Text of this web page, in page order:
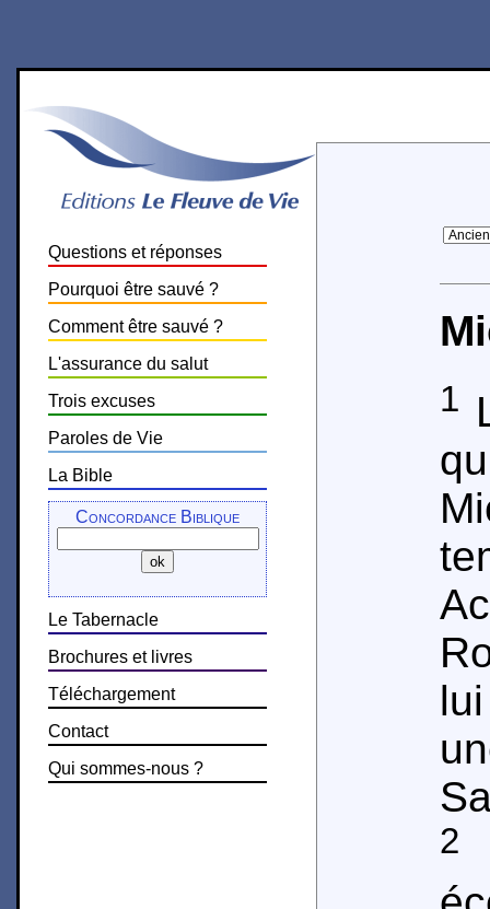
Questions et réponses
Pourquoi être sauvé ?
Comment être sauvé ?
L'assurance du salut
Trois excuses
Paroles de Vie
La Bible
Concordance Biblique
Le Tabernacle
Brochures et livres
Téléchargement
Contact
Qui sommes-nous ?
1
2